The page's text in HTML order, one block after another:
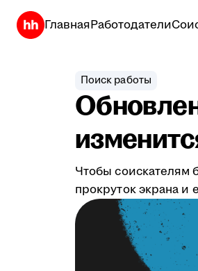
ГлавнаяРаботодатели
Поиск работы
Чтобы
прокруток экрана